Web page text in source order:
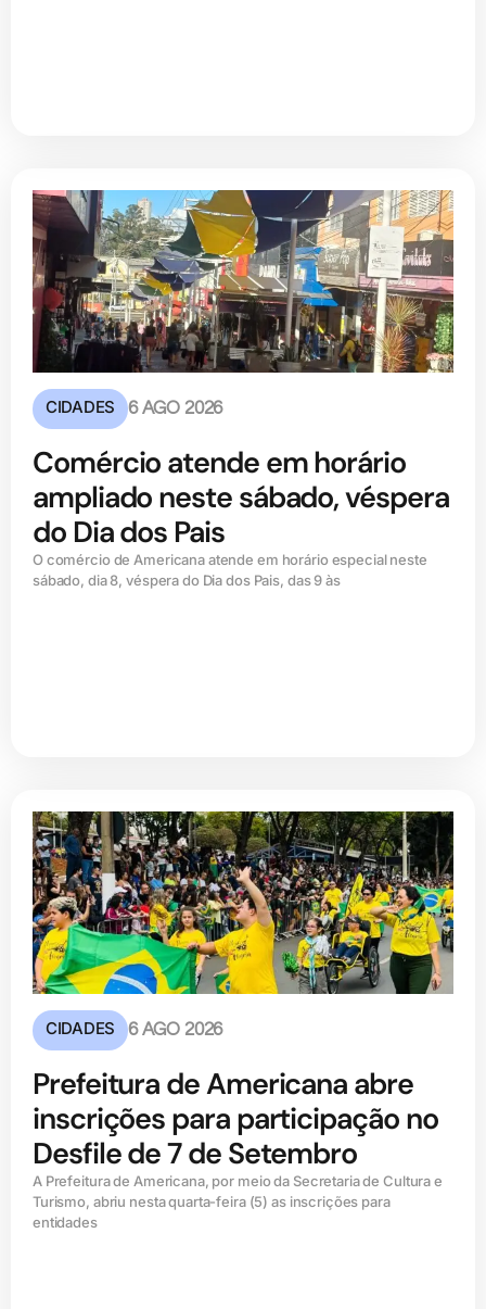
CIDADES 6 AGO 2026
Comércio atende em horário
ampliado neste sábado, véspera
do Dia dos Pais
O comércio de Americana atende em horário especial neste
sábado, dia 8, véspera do Dia dos Pais, das 9 às
CIDADES 6 AGO 2026
Prefeitura de Americana abre
inscrições para participação no
Desfile de 7 de Setembro
A Prefeitura de Americana, por meio da Secretaria de Cultura e
Turismo, abriu nesta quarta-feira (5) as inscrições para
entidades